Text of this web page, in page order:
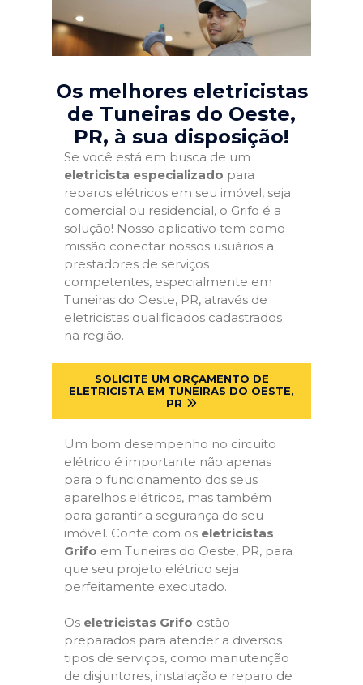
Os melhores eletricistas
de Tuneiras do Oeste,
PR, à sua disposição!
Se você está em busca de um
eletricista especializado para
reparos elétricos em seu imóvel, seja
comercial ou residencial, o Grifo é a
solução! Nosso aplicativo tem como
missão conectar nossos usuários a
prestadores de serviços
competentes, especialmente em
Tuneiras do Oeste, PR, através de
eletricistas qualificados cadastrados
na região.
SOLICITE UM ORÇAMENTO DE
ELETRICISTA EM TUNEIRAS DO OESTE,
PR
Um bom desempenho no circuito
elétrico é importante não apenas
para o funcionamento dos seus
aparelhos elétricos, mas também
para garantir a segurança do seu
imóvel. Conte com os eletricistas
Grifo em Tuneiras do Oeste, PR, para
que seu projeto elétrico seja
perfeitamente executado.
Os eletricistas Grifo estão
preparados para atender a diversos
tipos de serviços, como manutenção
de disjuntores, instalação e reparo de